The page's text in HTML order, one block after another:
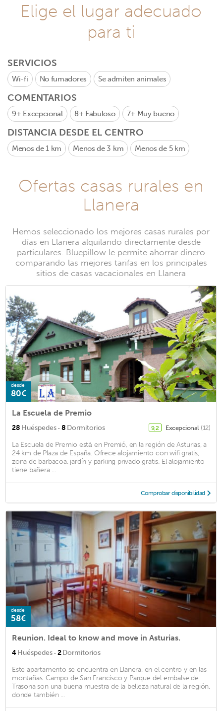
Elige el lugar adecuado
para ti
SERVICIOS
Wi-fi No fumadores Se admiten animales
COMENTARIOS
9+ Excepcional 8+ Fabuloso 7+ Muy bueno
DISTANCIA DESDE EL CENTRO
Menos de 1 km Menos de 3 km Menos de 5 km
Ofertas casas rurales en
Llanera
Hemos seleccionado los mejores casas rurales por
días en Llanera alquilando directamente desde
particulares. Bluepillow le permite ahorrar dinero
comparando las mejores tarifas en los principales
sitios de casas vacacionales en Llanera
desde
80€
La Escuela de Premio
28 Huéspedes · 8 Dormitorios 9,2 Excepcional (12)
La Escuela de Premio está en Premió, en la región de Asturias, a
24 km de Plaza de España. Ofrece alojamiento con wifi gratis,
zona de barbacoa, jardín y parking privado gratis. El alojamiento
tiene bañera ...
Comprobar disponibilidad
desde
58€
Reunion. Ideal to know and move in Asturias.
4Huéspedes · 2Dormitorios
Este apartamento se encuentra en Llanera, en el centro y en las
montañas. Campo de San Francisco y Parque del embalse de
Trasona son una buena muestra de la belleza natural de la región,
donde también ...